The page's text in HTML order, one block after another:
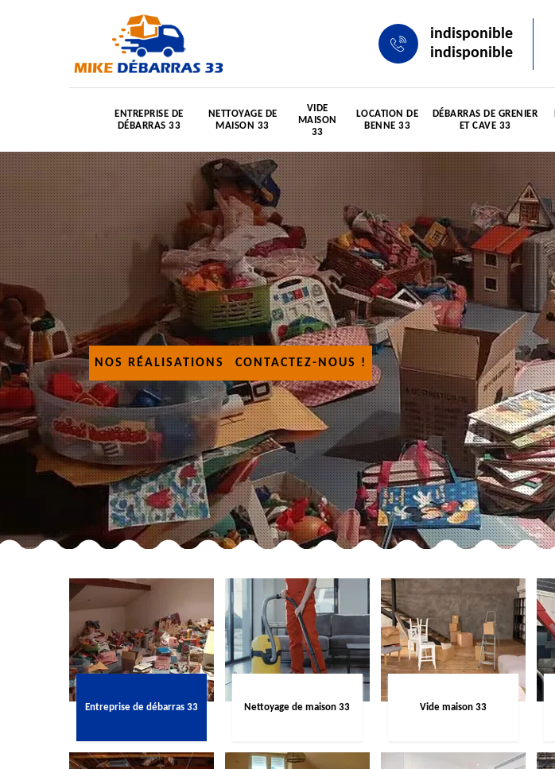
indisponible
indisponible
ENTREPRISE DE
DÉBARRAS 33
NETTOYAGE DE
MAISON 33
VIDE
MAISON
33
LOCATION DE
BENNE 33
DÉBARRAS DE GRENIER
ET CAVE 33
NOS RÉALISATIONS CONTACTEZ-NOUS !
Entreprise de débarras 33 Nettoyage de maison 33 Vide maison 33